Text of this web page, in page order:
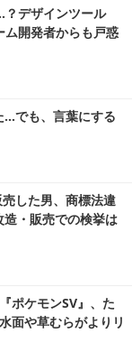
？デザインツール
ム開発者からも戸惑
…でも、言葉にする
した男、商標法違
・販売での検挙は
ポケモンSV』、た
面や草むらがよりリ